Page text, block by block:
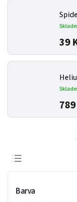
39
Nejlevnější
Barva